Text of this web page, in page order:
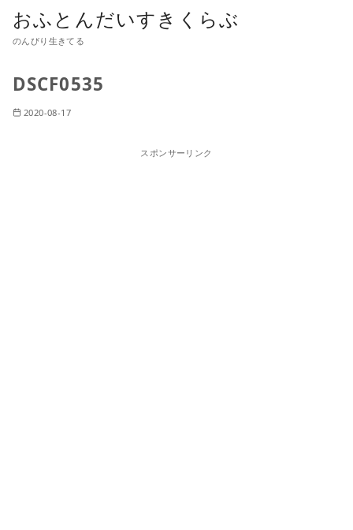
おふとんだいすきくらぶ
のんびり生きてる
DSCF0535
2020-08-17
スポンサーリンク